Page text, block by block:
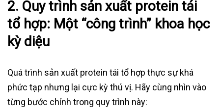
2. Quy trình sản xuất protein tái
tổ hợp: Một “công trình” khoa học
kỳ diệu
Quá trình sản xuất protein tái tổ hợp thực sự khá
phức tạp nhưng lại cực kỳ thú vị. Hãy cùng nhìn vào
từng bước chính trong quy trình này: